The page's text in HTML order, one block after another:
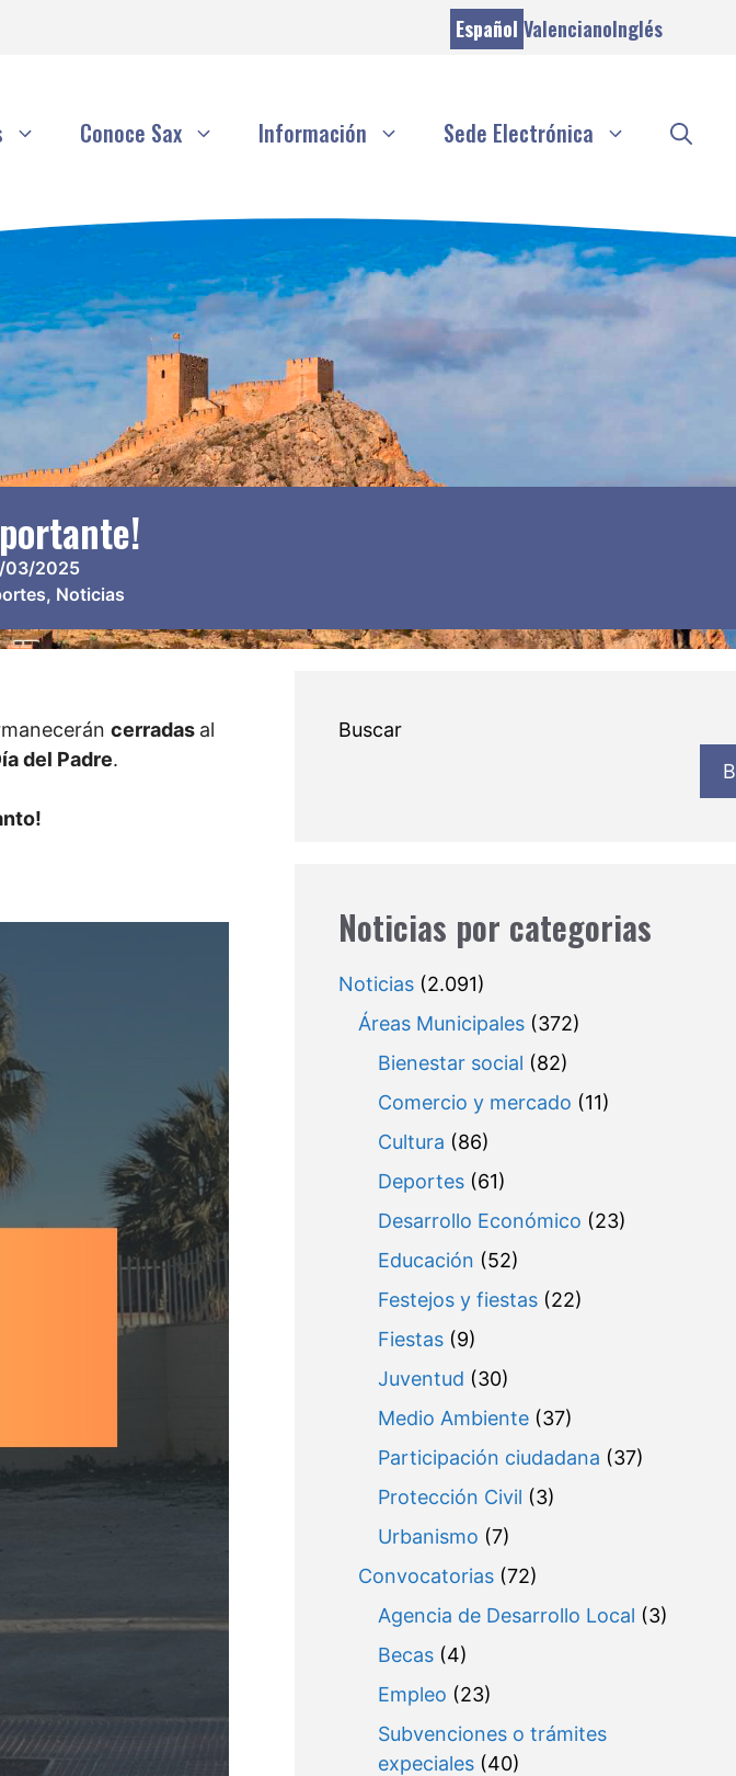
Español ValencianoInglés
Conoce Sax Información Sede Electrónica
03/2025
, Noticias
cerradas al
del Padre.
Buscar
Noticias por categorias
Noticias(2.091)
Áreas Municipales(372)
Bienestar social (82)
Comercio y mercado (11)
Cultura (86)
Deportes(61)
Desarrollo Económico (23)
Educación (52)
Festejos y fiestas(22)
Fiestas(9)
Juventud (30)
Medio Ambiente(37)
Participación ciudadana (37)
Protección Civil (3)
Urbanismo (7)
Convocatorias(72)
Agencia de Desarrollo Local (3)
Becas(4)
Empleo (23)
Subvenciones o trámites
expeciales(40)